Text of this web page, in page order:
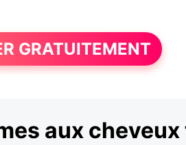
GRATUITEMENT
aux